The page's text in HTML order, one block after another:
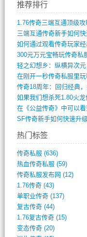
推荐排行
在刚开一秒传奇私服里
如果我们想杀死1.80火
在《公益传奇》中可以
热门标签
传奇私服 (636)
热血传奇私服 (59)
传奇私服发布网 (12)
1.76传奇(43)
单职业传奇(137)
复古传奇(44)
1.76复古传奇(15)
变态传奇(20)